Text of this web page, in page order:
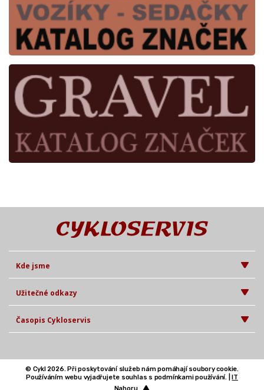
Kde jsme
Užitečné odkazy
Časopis Cykloservis
© Cykl 2026. Při poskytování služeb nám pomáhají soubory cookie.
Používáním webu vyjadřujete souhlas s podmínkami používání. |
IT